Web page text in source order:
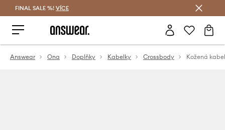
FINAL SALE %! VÍCE
Answear Ona Doplňky Kabelky Crossbody